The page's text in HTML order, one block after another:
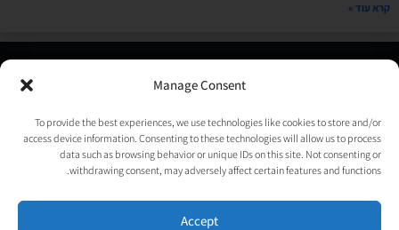
Manage Consent
To provide the best experiences, we use technologies like cookies to store and/or
access device information. Consenting to these technologies will allow us to process
data such as browsing behavior or unique IDs on this site. Not consenting or
withdrawing consent, may adversely affect certain features and functions.
Accept
קרא עוד »
, העסק החברתי לבניית אתרים | עיצוב וגרפיקה:
psycat